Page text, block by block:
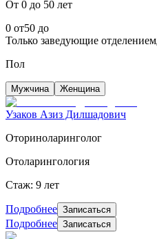
От 0 до 50 лет
0 от50 до
Только заведующие отделением
Пол
Мужчина Женщина
Узаков Азиз Дилшадович
Оториноларинголог
Отоларингология
Стаж: 9 лет
Подробнее Записаться
Подробнее Записаться